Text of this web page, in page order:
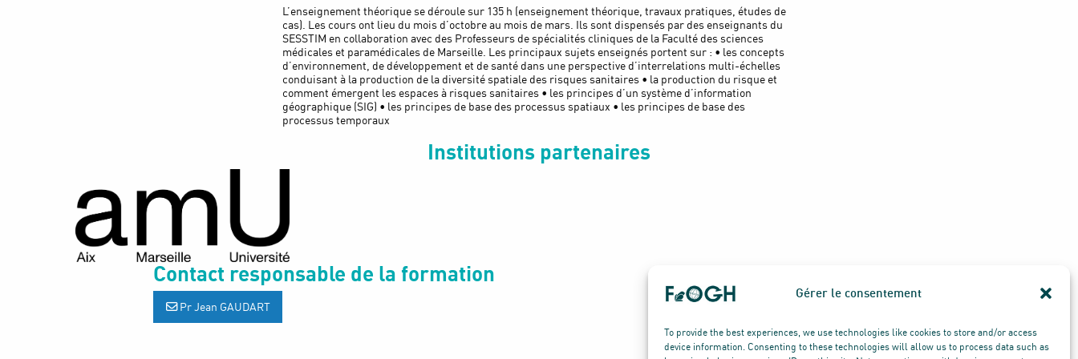
Gérer le consentement
To provide the best experiences, we use technologies like cookies to store and/or access
device information. Consenting to these technologies will allow us to process data such as
L’enseignement théorique se déroule sur 135 h (enseignement théorique, travaux pratiques, études de
cas). Les cours ont lieu du mois d’octobre au mois de mars. Ils sont dispensés par des enseignants du
SESSTIM en collaboration avec des Professeurs de spécialités cliniques de la Faculté des sciences
médicales et paramédicales de Marseille. Les principaux sujets enseignés portent sur : • les concepts
d’environnement, de développement et de santé dans une perspective d’interrelations multi-échelles
conduisant à la production de la diversité spatiale des risques sanitaires • la production du risque et
comment émergent les espaces à risques sanitaires • les principes d’un système d’information
géographique (SIG) • les principes de base des processus spatiaux • les principes de base des
processus temporaux
Institutions partenaires
Contact responsable de la formation
Pr Jean GAUDART
Cliquez ici pour plus d' information